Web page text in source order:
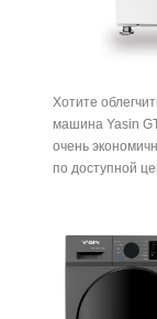
Хотите
машина Yasin
очень
по доступной